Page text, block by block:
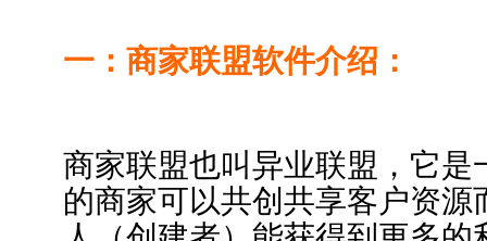
一：商家联盟软件介绍：
商家联盟也叫异业联盟，它
的商家可以共创共享客户资